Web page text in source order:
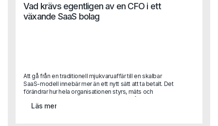
Vad krävs egentligen av en CFO i ett
växande SaaS bolag
Att gå från en traditionell mjukvaruaffär till en skalbar
SaaS-modell innebär mer än ett nytt sätt att ta betalt. Det
förändrar hur hela organisationen styrs, mäts och
prioriterar.För CFO innebär det ett skifte från klassisk
uppföljning till att bli en central affärspartner i tillväxtresan
Läs mer